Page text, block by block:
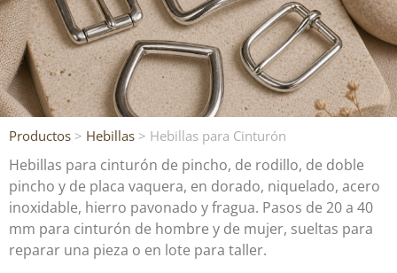
Productos > Hebillas > Hebillas para Cinturón
Hebillas para cinturón de pincho, de rodillo, de doble
pincho y de placa vaquera, en dorado, niquelado, acero
inoxidable, hierro pavonado y fragua. Pasos de 20 a 40
mm para cinturón de hombre y de mujer, sueltas para
reparar una pieza o en lote para taller.